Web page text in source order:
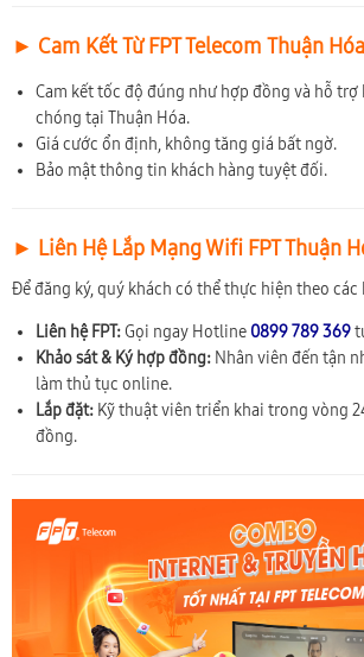
► Cam Kết Từ FPT Telecom Thuận Hóa
Cam kết tốc độ đúng như hợp đồng và hỗ trợ
chóng tại Thuận Hóa.
Giá cước ổn định, không tăng giá bất ngờ.
Bảo mật thông tin khách hàng tuyệt đối.
► Liên Hệ Lắp Mạng Wifi FPT Thuận
Để đăng ký, quý khách có thể thực hiện theo các
Liên hệ FPT: Gọi ngay Hotline 0899 789 369
Khảo sát & Ký hợp đồng: Nhân viên đến tận
làm thủ tục online.
Lắp đặt: Kỹ thuật viên triển khai trong vòng
đồng.